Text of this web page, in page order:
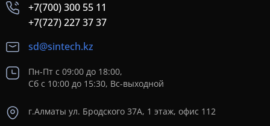
+7(700) 300 55 11
+7(727) 227 37 37
sd@sintech.kz
Пн-Пт с 09:00 до 18:00,
Сб с 10:00 до 15:30, Вс-выходной
г.Алматы ул. Бродского 37A, 1 этаж, офис 112